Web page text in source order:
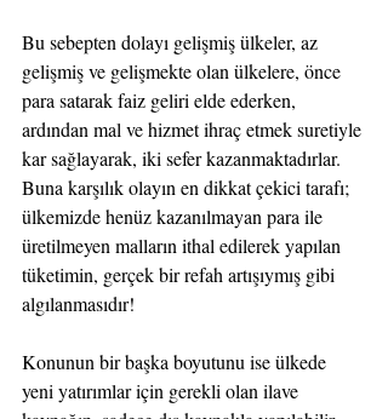
Bu sebepten dolayı gelişmiş ülkeler, az
gelişmiş ve gelişmekte olan ülkelere, önce
para satarak faiz geliri elde ederken,
ardından mal ve hizmet ihraç etmek suretiyle
kar sağlayarak, iki sefer kazanmaktadırlar.
Buna karşılık olayın en dikkat çekici tarafı;
ülkemizde henüz kazanılmayan para ile
üretilmeyen malların ithal edilerek yapılan
tüketimin, gerçek bir refah artışıymış gibi
algılanmasıdır!
Konunun bir başka boyutunu ise ülkede
yeni yatırımlar için gerekli olan ilave